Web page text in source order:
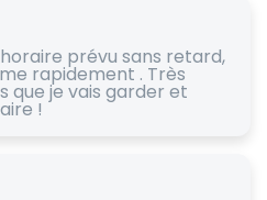
prévu sans retard,
rapidement . Très
que je vais garder et
!